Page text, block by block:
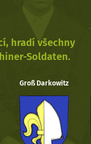
hradí všechny
Soldaten.
Groß Darkowitz